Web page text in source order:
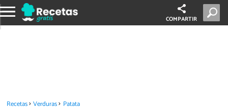
COMPARTIR
Recetas Verduras Patata